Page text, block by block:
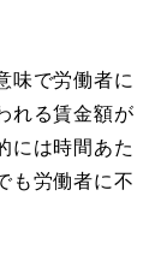
味で労働者に
れる賃金額が
には時間あた
も労働者に不